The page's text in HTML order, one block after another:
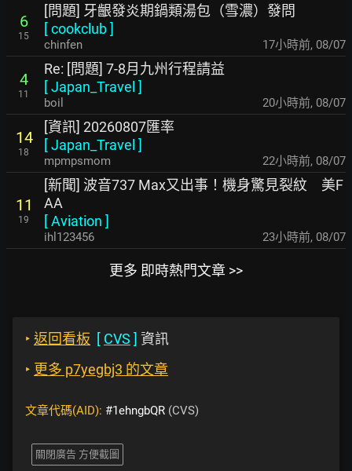
6
15
[問題] 牙齦發炎期鍋類湯包（雪濃）發問
[cookclub]
chinfen 17小時前, 08/07
4
11
Re: [問題] 7-8月九州行程請益
[Japan_Travel ]
boil 20小時前, 08/07
14
18
[資訊] 20260807匯率
[Japan_Travel ]
mpmpsmom 22小時前, 08/07
11
19
[新聞] 波音737 Max又出事！機身驚見裂紋 美F
AA
[Aviation ]
ihl123456 23小時前, 08/07
更多 即時熱門文章 >>
‣ 返回看板 [ CVS ] 資訊
‣ 更多 p7yegbj3 的文章
文章代碼(AID): #1ehngbQR (CVS)
關閉廣告 方便截圖